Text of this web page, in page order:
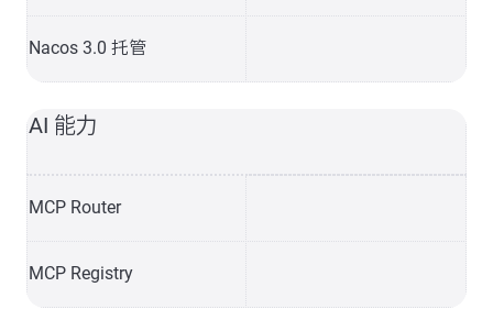
Nacos 3.0 托管
AI 能力
MCP Router
MCP Registry